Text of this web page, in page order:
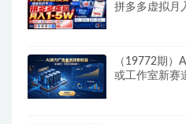
拼多多虚拟月
（19772期）
或工作室新赛